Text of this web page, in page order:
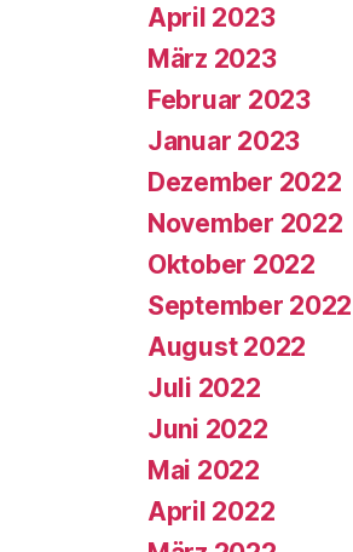
April 2023
März 2023
Februar 2023
Januar 2023
Dezember 2022
November 2022
Oktober 2022
September 2022
August 2022
Juli 2022
Juni 2022
Mai 2022
April 2022